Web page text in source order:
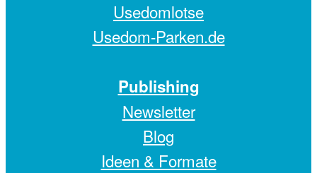
Usedomlotse
Usedom-Parken.de
Publishing
Newsletter
Blog
Ideen & Formate